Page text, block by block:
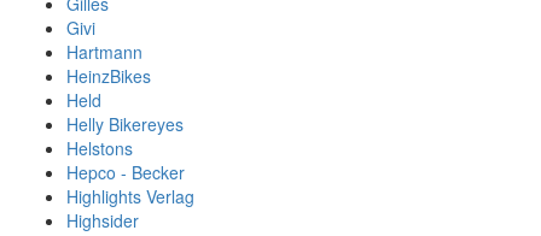
Givi
Hartmann
HeinzBikes
Held
Helly Bikereyes
Helstons
Hepco - Becker
Highlights Verlag
Highsider